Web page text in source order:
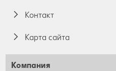
Контакт
Карта сайта
Компания